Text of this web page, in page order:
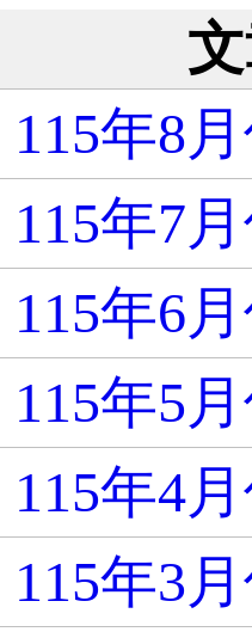
115年8
115年7
115年6
115年5
115年4
115年3